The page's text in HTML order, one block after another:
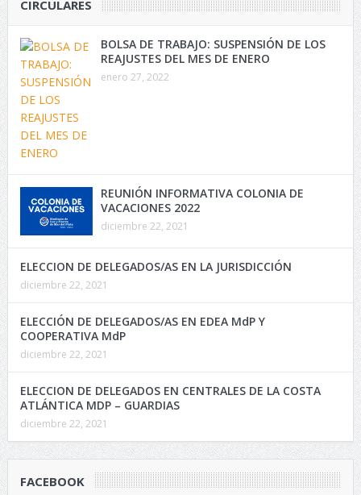
CIRCULARES
BOLSA DE TRABAJO: SUSPENSIÓN DE LOS
REAJUSTES DEL MES DE ENERO
enero 27, 2022
REUNIÓN INFORMATIVA COLONIA DE
VACACIONES 2022
diciembre 22, 2021
ELECCION DE DELEGADOS/AS EN LA JURISDICCIÓN
diciembre 22, 2021
ELECCIÓN DE DELEGADOS/AS EN EDEA MdP Y
COOPERATIVA MdP
diciembre 22, 2021
ELECCION DE DELEGADOS EN CENTRALES DE LA COSTA
ATLÁNTICA MDP – GUARDIAS
diciembre 22, 2021
FACEBOOK